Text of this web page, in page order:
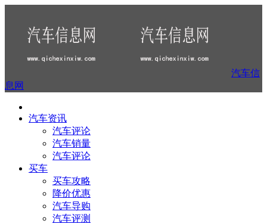
汽车信
息网
汽车资讯
汽车评论
汽车销量
汽车评论
买车
买车攻略
降价优惠
汽车导购
汽车评测